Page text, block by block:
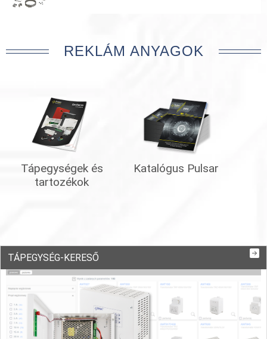
REKLÁM ANYAGOK
Tápegységek és
tartozékok
Katalógus Pulsar
TÁPEGYSÉG-KERESŐ